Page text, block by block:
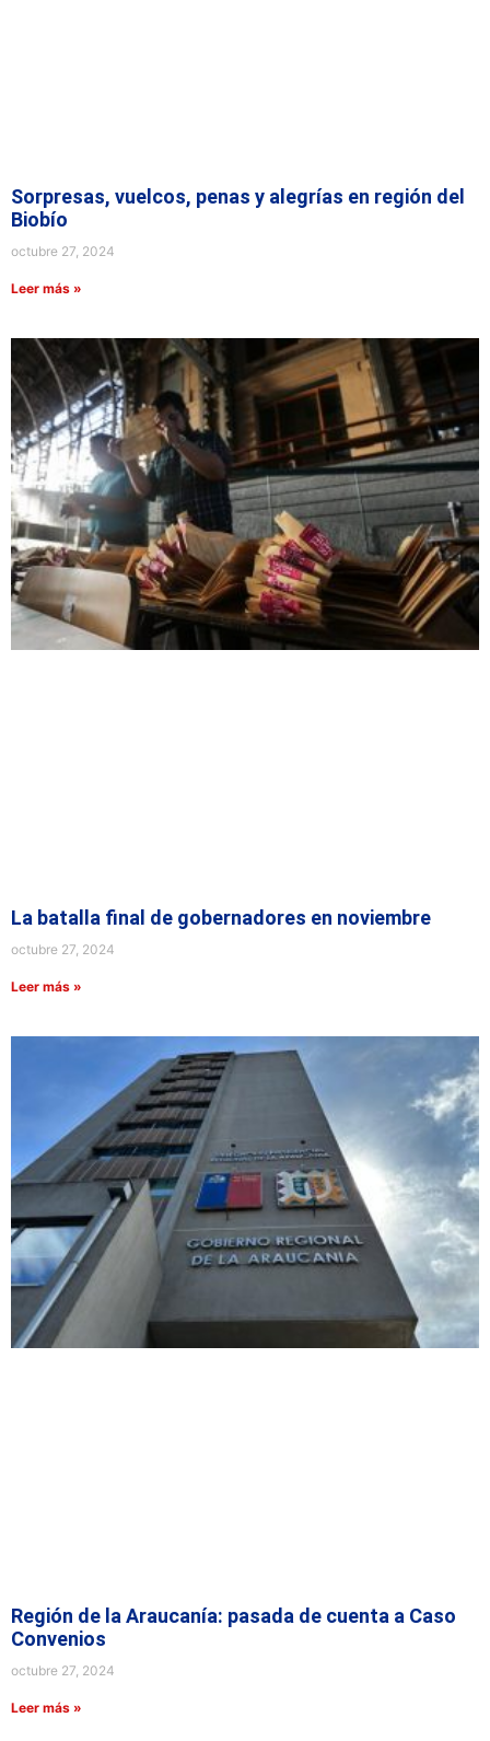
Sorpresas, vuelcos, penas y alegrías en región del
Biobío
octubre 27, 2024
Leer más »
La batalla final de gobernadores en noviembre
octubre 27, 2024
Leer más »
Región de la Araucanía: pasada de cuenta a Caso
Convenios
octubre 27, 2024
Leer más »